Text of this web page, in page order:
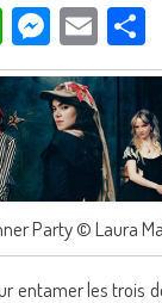
WhatsApp
Email
Party © Laura
entamer les trois